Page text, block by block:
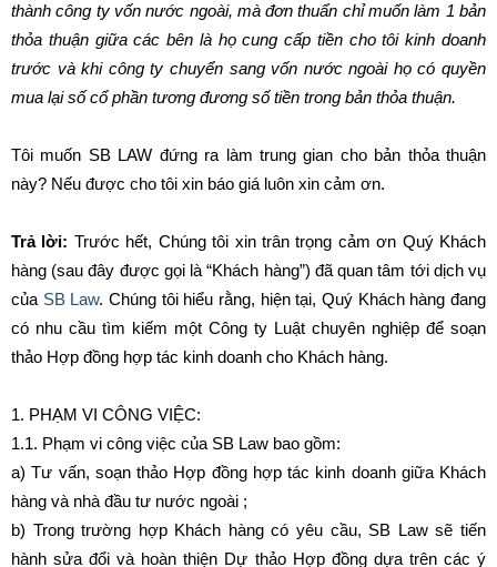
thành công ty vốn nước ngoài, mà đơn thuẩn chỉ muốn làm 1 bản
thỏa thuận giữa các bên là họ cung cấp tiền cho tôi kinh doanh
trước và khi công ty chuyển sang vốn nước ngoài họ có quyền
mua lại số cổ phần tương đương số tiền trong bản thỏa thuận.
Tôi muốn SB LAW đứng ra làm trung gian cho bản thỏa thuận
này? Nếu được cho tôi xin báo giá luôn xin cảm ơn.
Trả lời: Trước hết, Chúng tôi xin trân trọng cảm ơn Quý Khách
hàng (sau đây được gọi là “Khách hàng”) đã quan tâm tới dịch vụ
của SB Law. Chúng tôi hiểu rằng, hiện tại, Quý Khách hàng đang
có nhu cầu tìm kiếm một Công ty Luật chuyên nghiệp để soạn
thảo Hợp đồng hợp tác kinh doanh cho Khách hàng.
1. PHẠM VI CÔNG VIỆC:
1.1. Phạm vi công việc của SB Law bao gồm:
a) Tư vấn, soạn thảo Hợp đồng hợp tác kinh doanh giữa Khách
hàng và nhà đầu tư nước ngoài ;
b) Trong trường hợp Khách hàng có yêu cầu, SB Law sẽ tiến
hành sửa đổi và hoàn thiện Dự thảo Hợp đồng dựa trên các ý